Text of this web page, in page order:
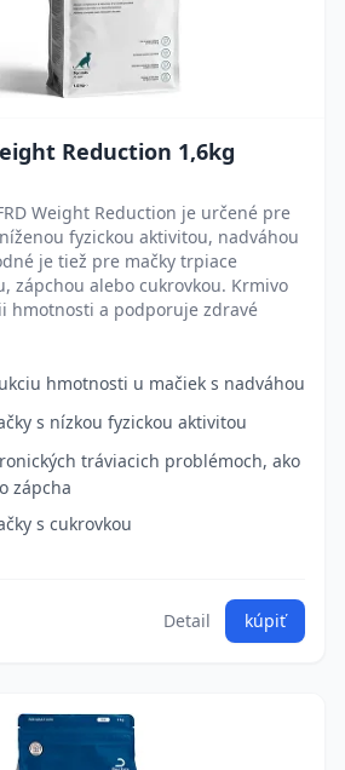
Reduction 1,6kg
Weight Reduction je určené pre
fyzickou aktivitou, nadváhou
je tiež pre mačky trpiace
zápchou alebo cukrovkou. Krmivo
hmotnosti a podporuje zdravé
hmotnosti u mačiek s nadváhou
s nízkou fyzickou aktivitou
tráviacich problémoch, ako
zápcha
s cukrovkou
Detail kúpiť